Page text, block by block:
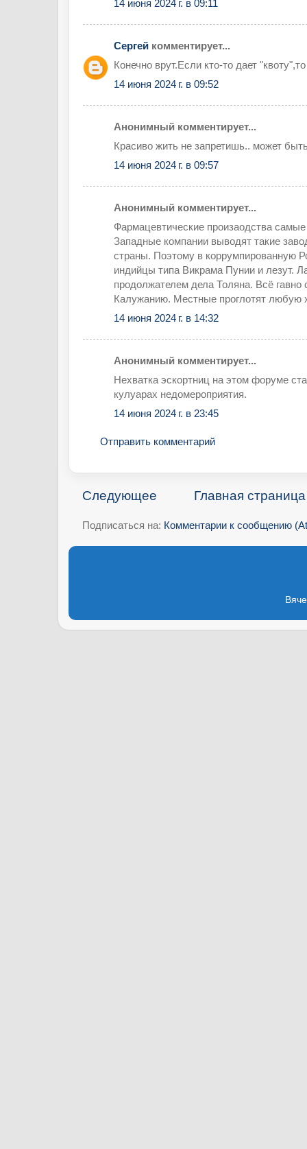
14 июня 2024 г. в 09:11
Сергей комментирует...
Конечно врут.Если кто-то дает
14 июня 2024 г. в 09:52
Анонимный комментирует...
Красиво жить не запретишь.. может
14 июня 2024 г. в 09:57
Анонимный комментирует...
Фармацевтические произаодства
Западные компании выводят такие
страны. Поэтому в коррумпированную
индийцы типа Викрама Пунии и лезут.
продолжателем дела Толяна. Всё гавно
Калужанию. Местные проглотят любую
14 июня 2024 г. в 14:32
Анонимный комментирует...
Нехватка эскортниц на этом форуме
кулуарах недомероприятия.
14 июня 2024 г. в 23:45
Отправить комментарий
Следующее Главная страница
Подписаться на: Комментарии к сообщению